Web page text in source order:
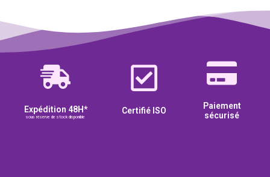
Expédition 48H*
sous réserve de stock disponible
Certifié ISO
Paiement
sécurisé